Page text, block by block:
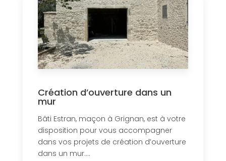
Création d’ouverture dans un
mur
Bâti Estran, maçon à Grignan, est à votre
disposition pour vous accompagner
dans vos projets de création d’ouverture
dans un mur....